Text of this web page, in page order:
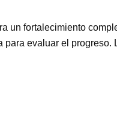
un fortalecimiento
evaluar el